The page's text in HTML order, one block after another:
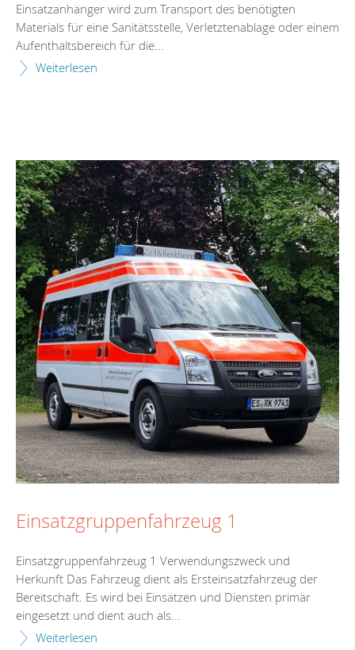
Einsatzanhänger wird zum Transport des benötigten
Materials für eine Sanitätsstelle, Verletztenablage oder einem
Aufenthaltsbereich für die...
Weiterlesen
Einsatzgruppenfahrzeug 1
Einsatzgruppenfahrzeug 1 Verwendungszweck und
Herkunft Das Fahrzeug dient als Ersteinsatzfahrzeug der
Bereitschaft. Es wird bei Einsätzen und Diensten primär
eingesetzt und dient auch als...
Weiterlesen